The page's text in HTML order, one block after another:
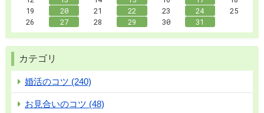
19
20 21 22 23 24
25
26
27 28 29 30 31
カテゴリ
婚活のコツ (240)
お見合いのコツ (48)